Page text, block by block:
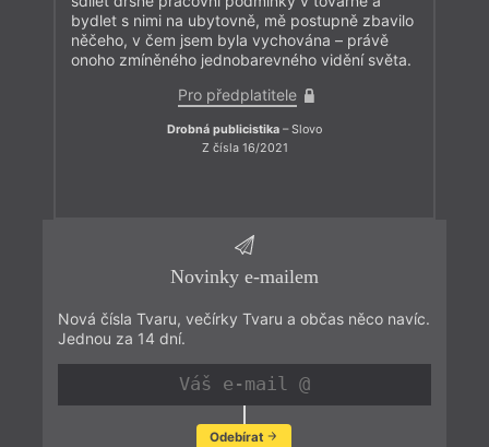
bydlet s nimi na ubytovně, mě postupně zbavilo
něčeho, v čem jsem byla vychována – právě
onoho zmíněného jednobarevného vidění světa.
Pro předplatitele
Drobná publicistika – Slovo
Z čísla 16/2021
Novinky e-mailem
Nová čísla Tvaru, večírky Tvaru a občas něco navíc.
Jednou za 14 dní.
Odebírat